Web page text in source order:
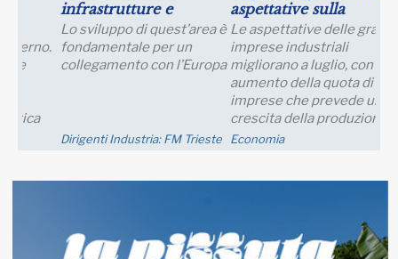
aspettative sulla
produzione
Le aspettative delle grandi
imprese industriali
migliorano a luglio, con un
crescita della produzione;
Economia
Produttività e
Prospettive Salariali
Incontro Zoom con il Prof.
Giampaolo Galli -
Osservatorio CPI Università
Cattolica - mercoledì 23
settembre ore 17:30 - 19:00
Eventi